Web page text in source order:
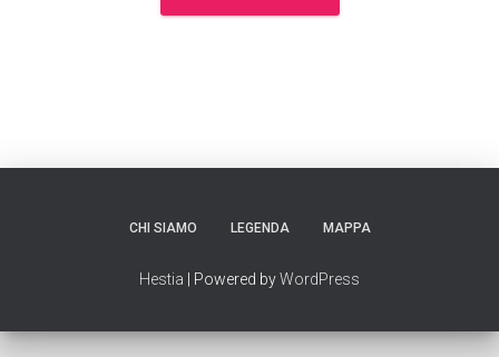
CHI SIAMO LEGENDA MAPPA
Hestia | Powered byWordPress